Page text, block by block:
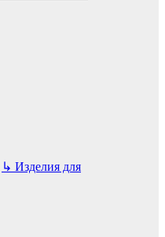
↳ Изделия для